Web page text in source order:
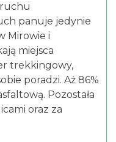
ruchu
panuje jedynie
Mirowie i
miejsca
trekkingowy,
poradzi. Aż 86%
Pozostała
oraz za